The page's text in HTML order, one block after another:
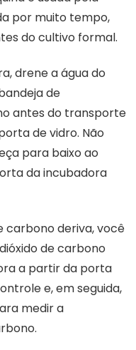
por muito tempo,
do cultivo formal.
drene a água do
de
antes do transporte
de vidro. Não
para baixo ao
da incubadora
carbono deriva, você
de carbono
a partir da porta
e, em seguida,
medir a